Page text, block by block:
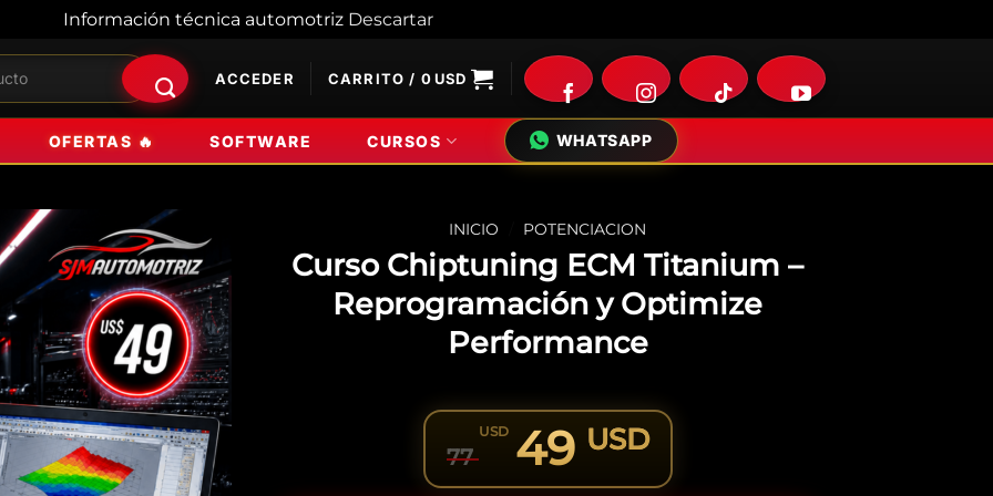
Información técnica automotriz Descartar
ACCEDER CARRITO / 0USD
OFERTAS 🔥 SOFTWARE CURSOS WHATSAPP
INICIO POTENCIACION
Curso Chiptuning ECM Titanium –
Reprogramación y Optimize
Performance
77
USD
Original
49 USD
Current